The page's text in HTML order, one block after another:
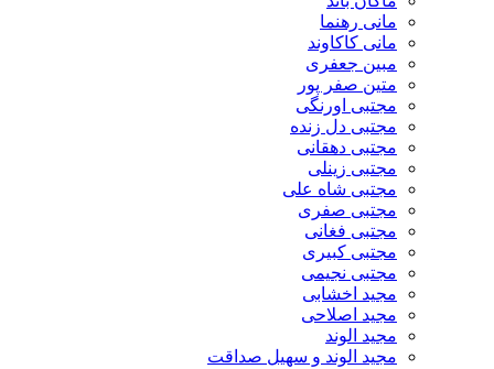
مانی رهنما
مانی کاکاوند
مبین جعفری
متین صفر پور
مجتبی اورنگی
مجتبی دل زنده
مجتبی دهقانی
مجتبی زینلی
مجتبی شاه علی
مجتبی صفری
مجتبی فغانی
مجتبی کبیری
مجتبی نجیمی
مجید اخشابی
مجید اصلاحی
مجید الوند‎
مجید الوند و سهیل صداقت